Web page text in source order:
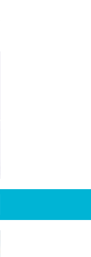
рынки